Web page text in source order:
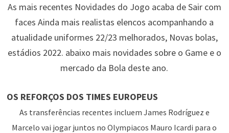
As mais recentes Novidades do Jogo acaba de Sair com
faces Ainda mais realistas elencos acompanhando a
atualidade uniformes 22/23 melhorados, Novas bolas,
estádios 2022. abaixo mais novidades sobre o Game e o
mercado da Bola deste ano.
OS REFORÇOS DOS TIMES EUROPEUS
As transferências recentes incluem James Rodríguez e
Marcelo vai jogar juntos no Olympiacos Mauro Icardi para o